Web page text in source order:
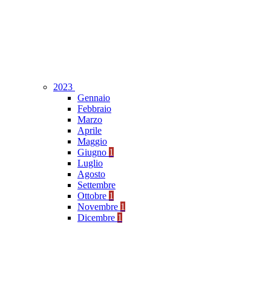
2023
Gennaio
Febbraio
Marzo
Aprile
Maggio
Giugno 1
Luglio
Agosto
Settembre
Ottobre 1
Novembre 1
Dicembre 1